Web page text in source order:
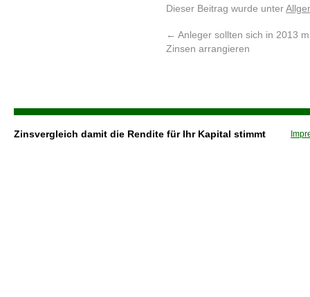
Dieser Beitrag wurde unter
← Anleger sollten sich in 2013
Zinsen arrangieren
Zinsvergleich damit die Rendite für Ihr Kapital stimmt